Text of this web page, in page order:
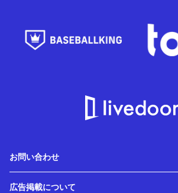
お問い合わせ
広告掲載について